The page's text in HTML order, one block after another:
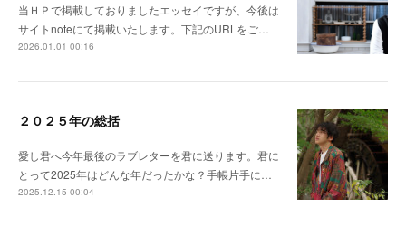
当ＨＰで掲載しておりましたエッセイですが、今後は
サイトnoteにて掲載いたします。下記のURLをご…
2026.01.01 00:16
２０２５年の総括
愛し君へ今年最後のラブレターを君に送ります。君に
とって2025年はどんな年だったかな？手帳片手に…
2025.12.15 00:04